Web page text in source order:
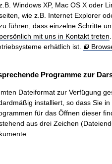
Windows XP, Mac OS X oder
wie z.B. Internet Explorer
führen, dass einzelne Schritte
persönlich mit uns in Kontakt treten
erhätlich ist.
Programme zur
Dateiformat zur Verfügung
installiert, so dass Sie
für das Öffnen dieser
aus drei Zeichen